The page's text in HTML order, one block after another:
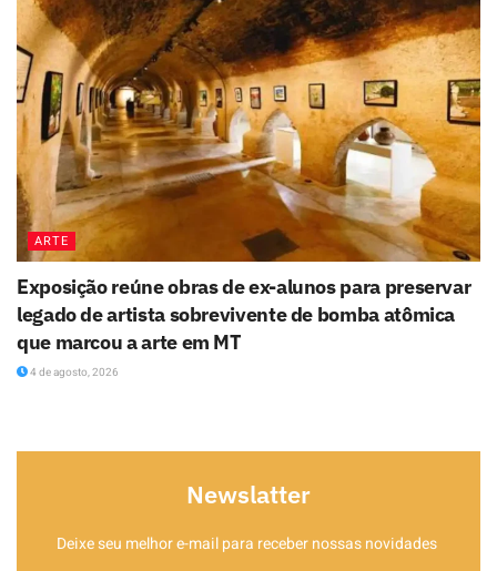
ARTE
Exposição reúne obras de ex-alunos para preservar
legado de artista sobrevivente de bomba atômica
que marcou a arte em MT
4 de agosto, 2026
Newslatter
Deixe seu melhor e-mail para receber nossas novidades